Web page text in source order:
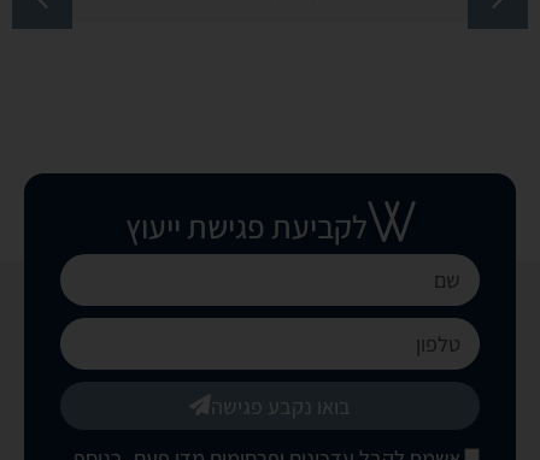
לקביעת פגישת ייעוץ
בואו נקבע פגישה